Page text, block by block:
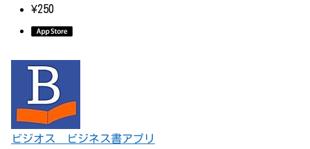
¥250
ビジオス ビジネス書アプリ